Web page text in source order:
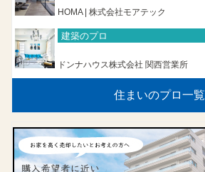
HOMA | 株式会社モアテック
建築のプロ
ドンナハウス株式会社 関西営業所
住まいのプロ一覧